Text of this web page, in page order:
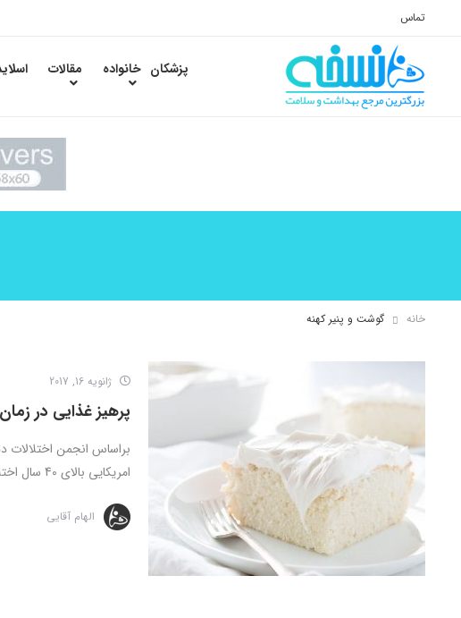
تماس
پزشکان خانواده مقالات
خانه گوشت و پنیر کهنه
ژانویه 16, 2017
پرهیز غذایی در
امریکایی بالای 40 سال اختلال عملکرد ...
الهام آقایی